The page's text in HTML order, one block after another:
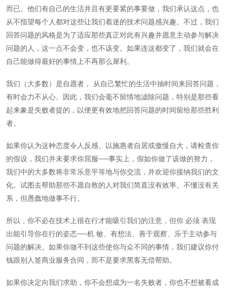
而已。他们有自己的生活并且有更要紧的事要做，我们承认这点，也
从不指望每个人都对这些让我们着迷的技术问题感兴趣。不过，我们
回答问题的风格是为了适应那些真正对此有兴趣并愿意主动参与解决
问题的人，这一点不会变，也不该变。如果连这都变了，我们就会在
自己能做得最好的事情上不再那么犀利。
我们（大多数）是自愿者， 从自己繁忙的生活中抽时间来回答问题，
有时会力不从心。因此，我们会毫不留情地滤除问题，特别是那些看
起来象是失败者提的，以便更有效地把回答问题的时间留给那些胜利
者。
如果你认为这种态度令人反感、以施惠者自居或傲慢自大，请检查你
的假设，我们并未要求你屈服──事实上，假如你做了该做的努力，
我们中的大多数将非常乐意平等地与你交流，并欢迎你接纳我们的文
化。试图去帮助那些不愿自救的人对我们简直没有效率。不懂没有关
系，但愚蠢地做事不行。
所以，你不必在技术上很在行才能吸引我们的注意，但你 必须 表现
出能引导你在行的姿态──机 敏、有想法、善于观察、乐于主动参与
问题的解决。如果你做不到这些使你与众不同的事情，我们建议你付
钱跟别人签商业服务合同，而不是要求黑客无偿帮助。
如果你决定向我们求助，你不会想成为一名失败者，你也不想被看成